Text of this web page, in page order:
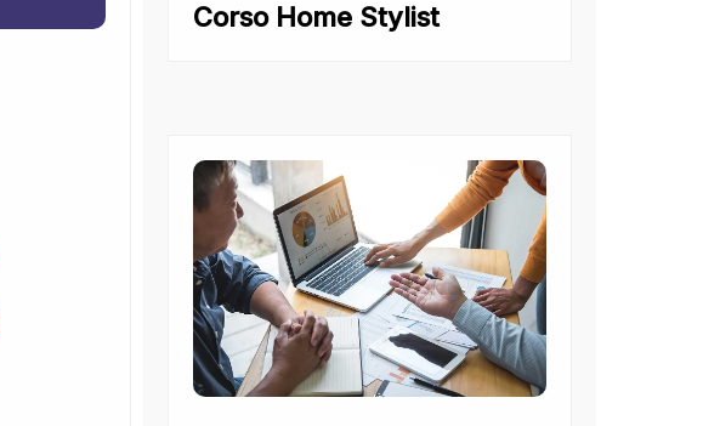
Corso Home Stylist